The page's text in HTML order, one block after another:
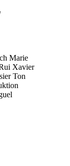
Marie
Xavier
Ton